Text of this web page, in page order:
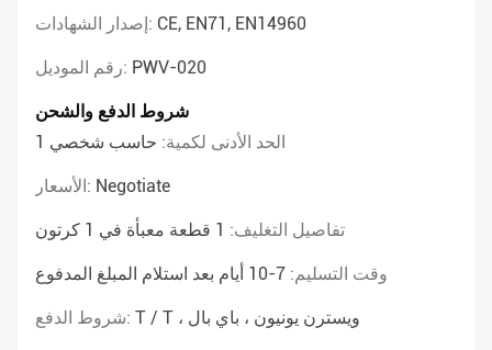
إصدار الشهادات: CE, EN71, EN14960
رقم الموديل: PWV-020
شروط الدفع والشحن
الحد الأدنى لكمية: حاسب شخصي 1
الأسعار: Negotiate
تفاصيل التغليف: 1 قطعة معبأة في 1 كرتون
وقت التسليم: 7-10 أيام بعد استلام المبلغ المدفوع
شروط الدفع: T / T ، ويسترن يونيون ، باي بال